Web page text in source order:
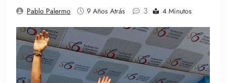
Pablo Palermo 9 Años Atrás 3 4 Minutos